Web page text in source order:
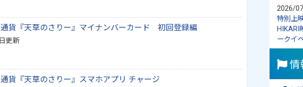
貨『天草のさりー』マイナンバーカード 初回登録編
更新
貨『天草のさりー』スマホアプリ チャージ
2026/
特別上
HIKARI
ークイ
情